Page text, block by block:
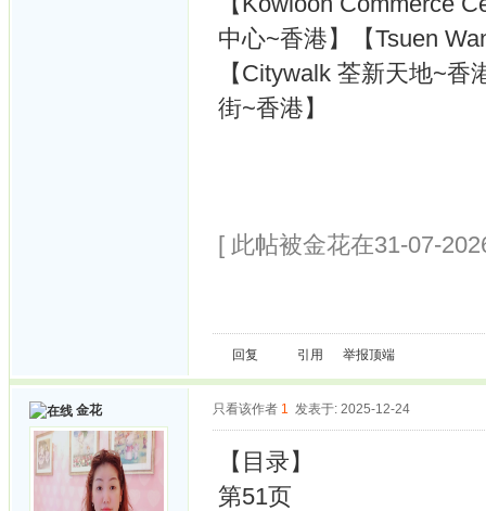
中心~香港】【Tsuen
【Citywalk 荃新天地~
街~香港】
[ 此帖被金花在31-07-
回复 引用 举报顶端
金花 只看该作者 1 发表于: 2025-12-24
【目录】
第51页